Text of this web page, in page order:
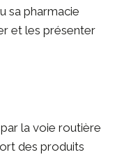
sa pharmacie
et les présenter
la voie routière
des produits